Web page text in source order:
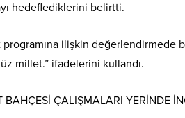
hedeflediklerini belirtti.
ilişkin değerlendirmede
millet.” ifadelerini kullandı.
BAHÇESİ ÇALIŞMALARI YERİNDE